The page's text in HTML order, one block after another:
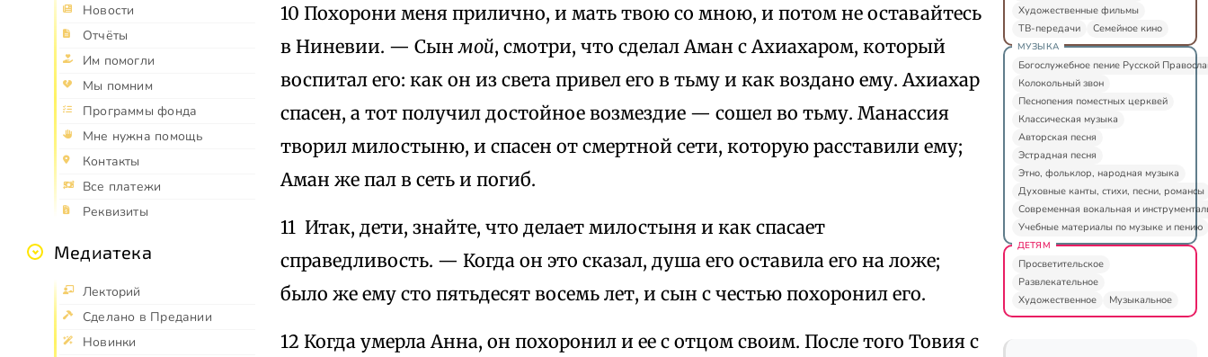
Новости
Отчёты
Им помогли
Мы помним
Программы фонда
Мне нужна помощь
Контакты
Все платежи
Реквизиты
Медиатека
Лекторий
Сделано в Предании
Новинки
10 Похорони меня прилично, и мать твою со мною, и потом не оставайтесь
в Ниневии. — Сынмой, смотри, что сделал Аман с Ахиахаром, который
воспитал его: как он из света привел его в тьму и как воздано ему. Ахиахар
спасен, а тот получил достойное возмездие — сошел во тьму. Манассия
творил милостыню, и спасен от смертной сети, которую расставили ему;
Аман же пал в сеть и погиб.
11 Итак, дети, знайте, что делает милостыня и как спасает
справедливость. — Когда он это сказал, душа его оставила его на ложе;
было же ему сто пятьдесят восемь лет, и сын с честью похоронил его.
12 Когда умерла Анна, он похоронил и ее с отцом своим. После того Товия с
Художественные фильмы
ТВ-передачи
Семейное кино
МУЗЫКА
Богослужебное пение Русской
Колокольный звон
Песнопения поместных церквей
Классическая музыка
Авторская песня
Эстрадная песня
Этно, фольклор, народная музыка
Духовные канты, стихи, песни, романсы
Современная вокальная и
Учебные материалы по музыке и пению
ДЕТЯМ
Просветительское
Развлекательное
Художественное
Музыкальное